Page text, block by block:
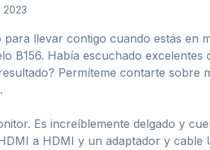
2023
llevar contigo cuando estás en
B156. Había escuchado excelentes
Permíteme contarte sobre
Es increíblemente delgado y
a HDMI y un adaptador y cable